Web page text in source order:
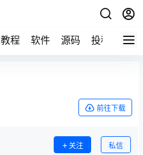
教程 软件 源码 投稿 关于
前往下载
关注 私信